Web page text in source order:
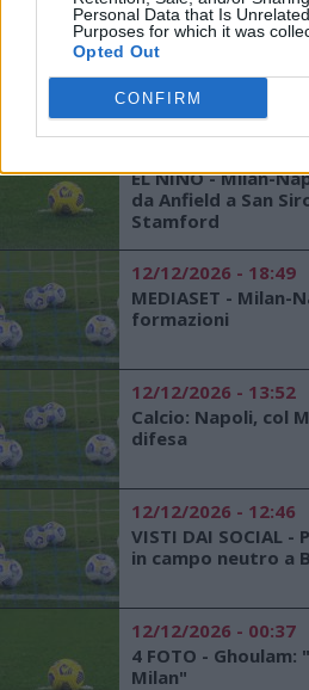
Personal Data that Is
Purposes for which it was
Opted Out
CONFIRM
13/12/2026 - 12:00
MEDIASET - Milan-
formazioni
EL NINO - Milan-
da Anfield a San
Stamford
12/12/2026 - 18:49
MEDIASET - Milan-
formazioni
12/12/2026 - 13:52
Calcio: Napoli, col
difesa
12/12/2026 - 12:46
VISTI DAI SOCIAL
in campo neutro a
12/12/2026 - 00:37
4 FOTO -
Milan"